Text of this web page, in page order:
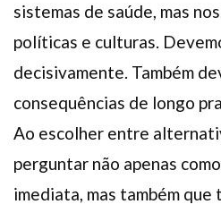
sistemas de saúde, mas
políticas e culturas.
decisivamente. Também
consequências de longo
Ao escolher entre
perguntar não apenas
imediata, mas também que